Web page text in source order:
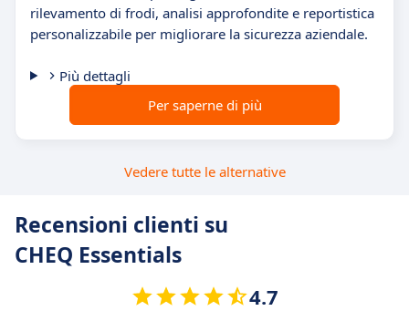
rilevamento di frodi, analisi approfondite e reportistica
personalizzabile per migliorare la sicurezza aziendale.
Più dettagli
Per saperne di più
Vedere tutte le alternative
Recensioni clienti su
CHEQ Essentials
4.7